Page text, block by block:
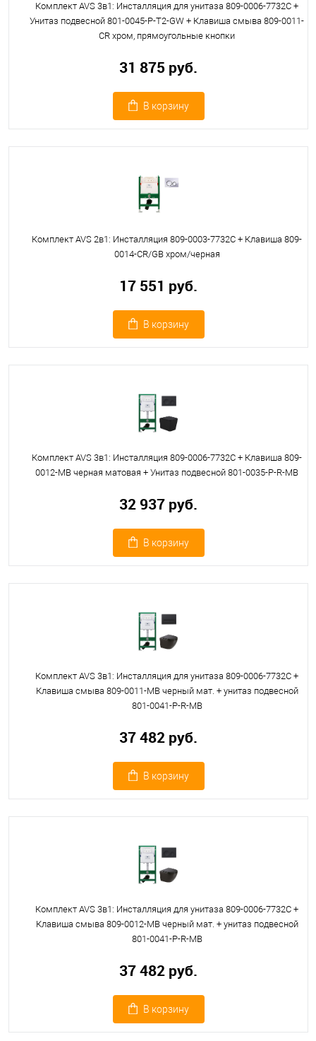
Комплект AVS 3в1: Инсталляция для унитаза 809-0006-7732C +
Унитаз подвесной 801-0045-P-T2-GW + Клавиша смыва 809-0011-
CR хром, прямоугольные кнопки
31 875 руб.
В корзину
Комплект AVS 2в1: Инсталляция 809-0003-7732C + Клавиша 809-
0014-CR/GB хром/черная
17 551 руб.
В корзину
Комплект AVS 3в1: Инсталляция 809-0006-7732C + Клавиша 809-
0012-MB черная матовая + Унитаз подвесной 801-0035-P-R-MB
32 937 руб.
В корзину
Комплект AVS 3в1: Инсталляция для унитаза 809-0006-7732C +
Клавиша смыва 809-0011-MB черный мат. + унитаз подвесной
801-0041-P-R-MB
37 482 руб.
В корзину
Комплект AVS 3в1: Инсталляция для унитаза 809-0006-7732C +
Клавиша смыва 809-0012-MB черный мат. + унитаз подвесной
801-0041-P-R-MB
37 482 руб.
В корзину